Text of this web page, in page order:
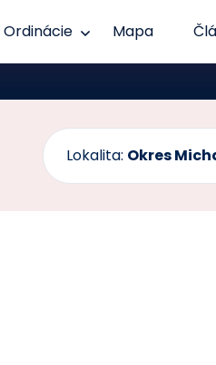
Ordinácie Mapa
Lokalita: Okres